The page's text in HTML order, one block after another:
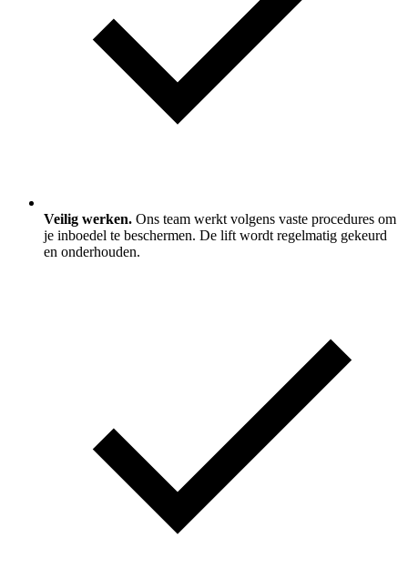
Veilig werken. Ons team werkt volgens vaste procedures om
je inboedel te beschermen. De lift wordt regelmatig gekeurd
en onderhouden.